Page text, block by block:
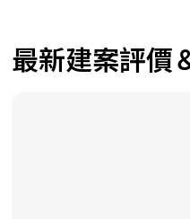
最新建案評價